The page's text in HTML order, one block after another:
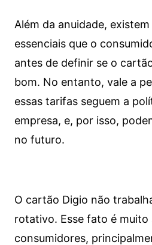
Além da anuidade,
essenciais que o
antes de definir se o
bom. No entanto, vale a
essas tarifas seguem a
empresa, e, por isso,
no futuro.
O cartão Digio não
rotativo. Esse fato é
consumidores,